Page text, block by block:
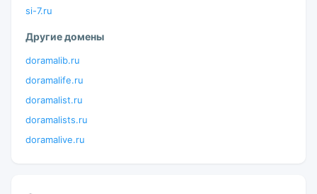
si-7.ru
Другие домены
doramalib.ru
doramalife.ru
doramalist.ru
doramalists.ru
doramalive.ru